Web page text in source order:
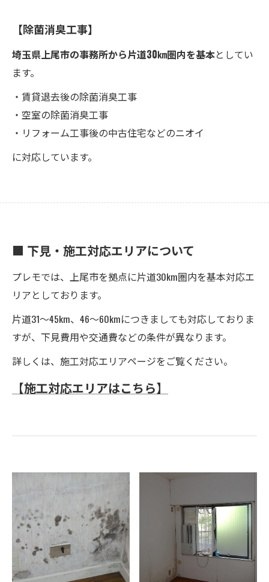
【除菌消臭工事】
埼玉県上尾市の事務所から片道30㎞圏内を基本としてい
ます。
・賃貸退去後の除菌消臭工事
・空室の除菌消臭工事
・リフォーム工事後の中古住宅などのニオイ
に対応しています。
■ 下見・施工対応エリアについて
プレモでは、上尾市を拠点に片道30km圏内を基本対応エ
リアとしております。
片道31～45km、46～60kmにつきましても対応しておりま
すが、下見費用や交通費などの条件が異なります。
詳しくは、施工対応エリアページをご覧ください。
【施工対応エリアはこちら】